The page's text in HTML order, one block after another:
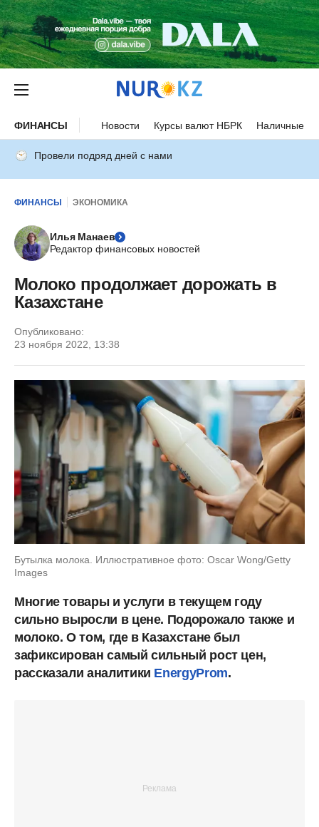
ФИНАНСЫ Новости Курсы валют НБРК Наличные
Провели подряд дней с нами
ФИНАНСЫ ЭКОНОМИКА
Илья Манаев
Редактор финансовых новостей
Молоко продолжает дорожать в
Казахстане
Опубликовано:
23 ноября 2022, 13:38
Бутылка молока. Иллюстративное фото: Oscar Wong/Getty
Images
Многие товары и услуги в текущем году
сильно выросли в цене. Подорожало также и
молоко. О том, где в Казахстане был
зафиксирован самый сильный рост цен,
рассказали аналитики EnergyProm.